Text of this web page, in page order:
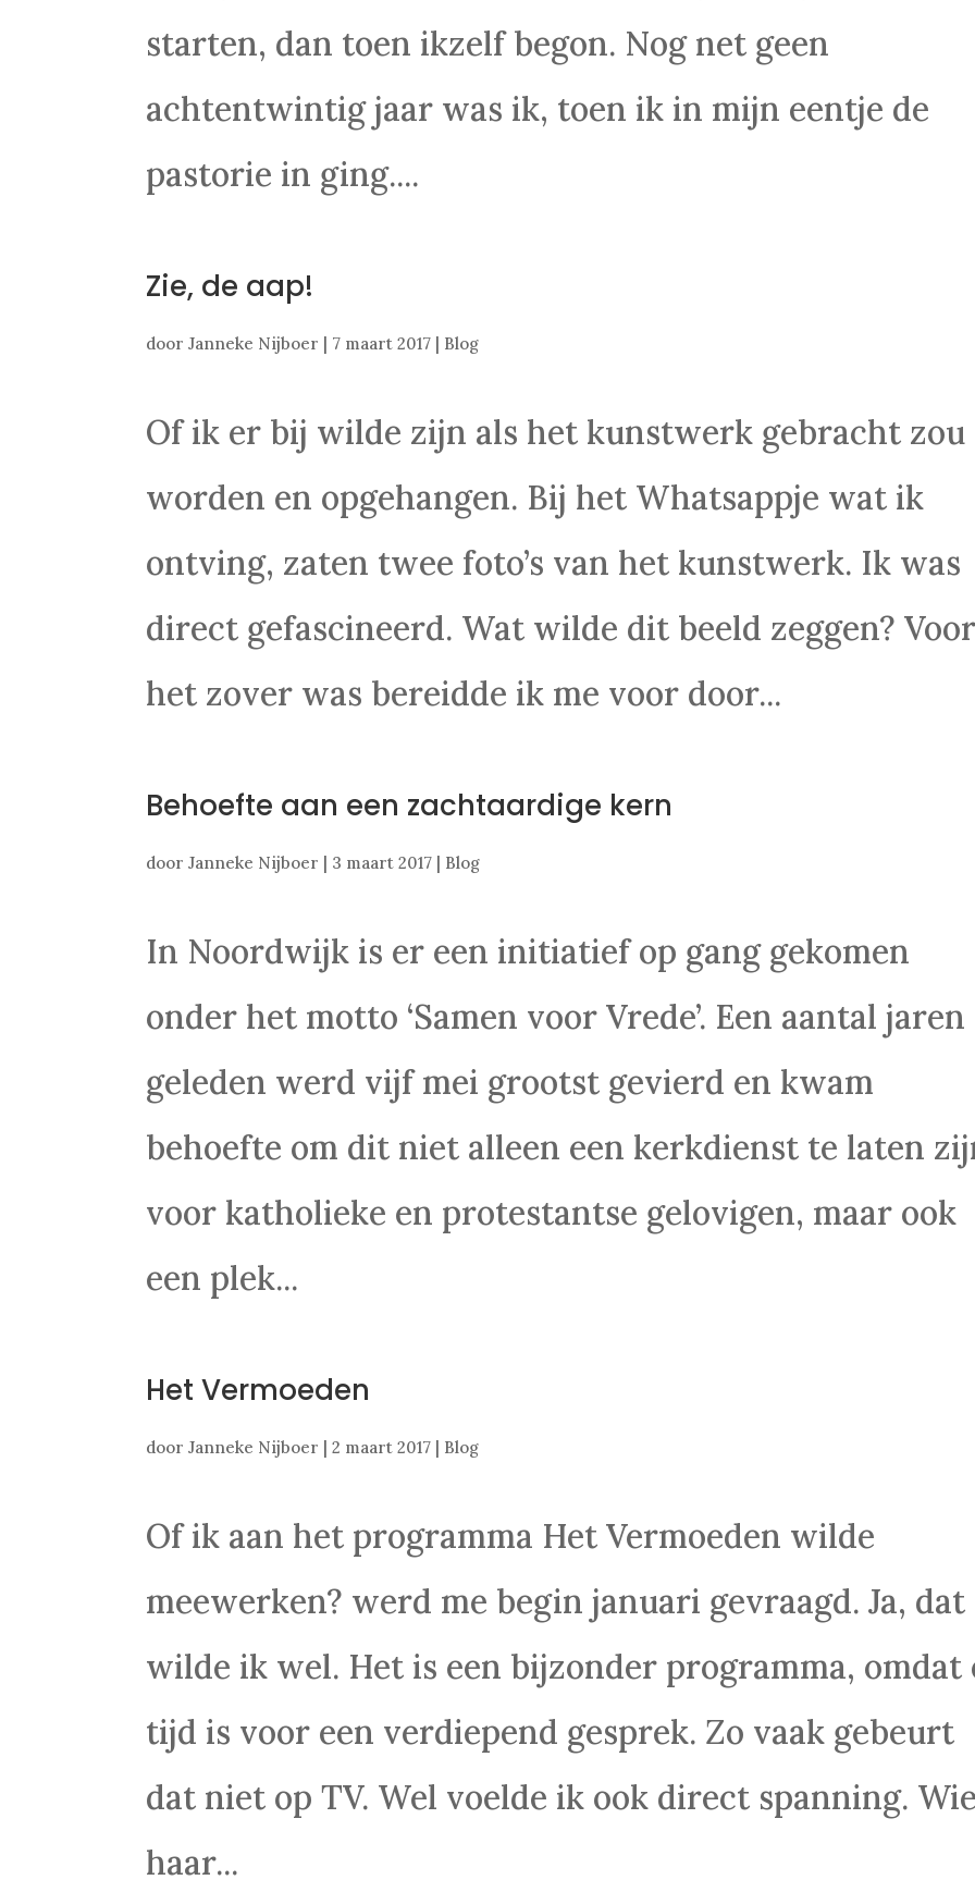
starten, dan toen ikzelf begon. Nog net geen
achtentwintig jaar was ik, toen ik in mijn eentje de
pastorie in ging....
Zie, de aap!
doorJanneke Nijboer | 7 maart 2017 | Blog
Of ik er bij wilde zijn als het kunstwerk gebracht zou
worden en opgehangen. Bij het Whatsappje wat ik
ontving, zaten twee foto’s van het kunstwerk. Ik was
direct gefascineerd. Wat wilde dit beeld zeggen?
het zover was bereidde ik me voor door...
Behoefte aan een zachtaardige kern
doorJanneke Nijboer | 3 maart 2017 | Blog
In Noordwijk is er een initiatief op gang gekomen
onder het motto ‘Samen voor Vrede’. Een aantal jaren
geleden werd vijf mei grootst gevierd en kwam
behoefte om dit niet alleen een kerkdienst te laten
voor katholieke en protestantse gelovigen, maar ook
een plek...
Het Vermoeden
doorJanneke Nijboer |2 maart 2017 | Blog
Of ik aan het programma Het Vermoeden wilde
meewerken? werd me begin januari gevraagd. Ja, dat
wilde ik wel. Het is een bijzonder programma, omdat
tijd is voor een verdiepend gesprek. Zo vaak gebeurt
dat niet op TV. Wel voelde ik ook direct spanning.
haar...